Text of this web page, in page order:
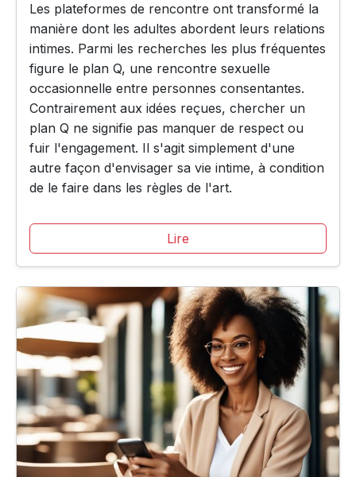
Les plateformes de rencontre ont transformé la
manière dont les adultes abordent leurs relations
intimes. Parmi les recherches les plus fréquentes
figure le plan Q, une rencontre sexuelle
occasionnelle entre personnes consentantes.
Contrairement aux idées reçues, chercher un
plan Q ne signifie pas manquer de respect ou
fuir l'engagement. Il s'agit simplement d'une
autre façon d'envisager sa vie intime, à condition
de le faire dans les règles de l'art.
Lire